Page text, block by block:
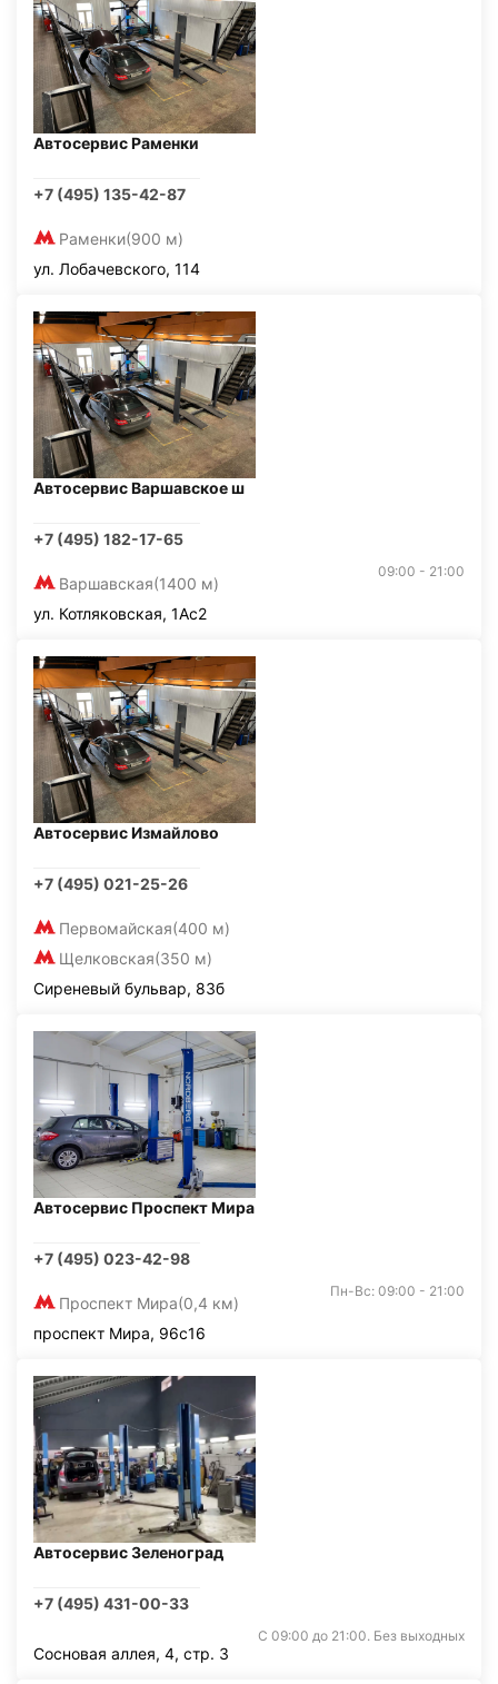
Автосервис Раменки
+7 (495) 135-42-87
Раменки(900 м)
ул. Лобачевского, 114
Автосервис Варшавское ш
+7 (495) 182-17-65
Варшавская(1400 м)
09:00 - 21:00
ул. Котляковская, 1Ас2
Автосервис Измайлово
+7 (495) 021-25-26
Первомайская(400 м)
Щелковская(350 м)
Сиреневый бульвар, 83б
Автосервис Проспект Мира
+7 (495) 023-42-98
Проспект Мира(0,4 км)
Пн-Вс: 09:00 - 21:00
проспект Мира, 96с16
Автосервис Зеленоград
+7 (495) 431-00-33
С 09:00 до 21:00. Без выходных
Сосновая аллея, 4, стр. 3